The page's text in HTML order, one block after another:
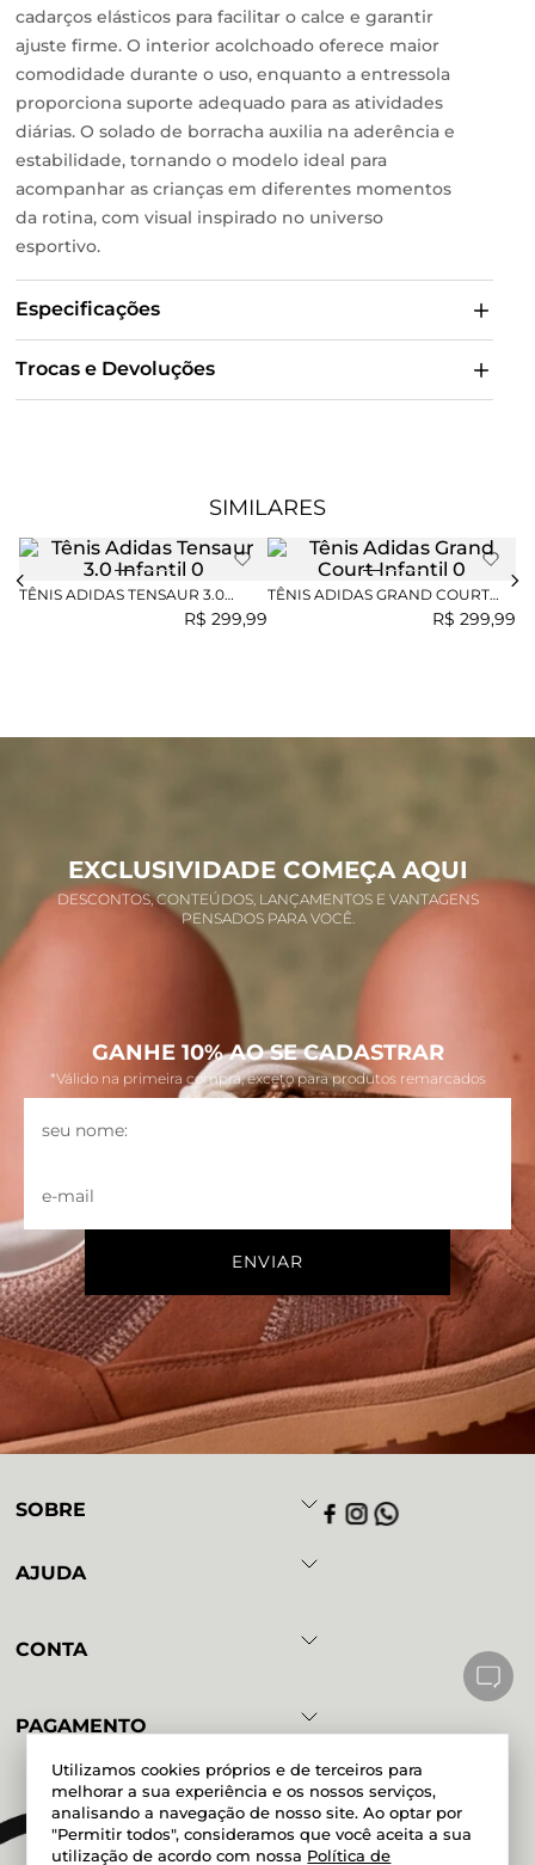
Utilizamos cookies próprios e de terceiros para
melhorar a sua experiência e os nossos serviços,
analisando a navegação de nosso site. Ao optar por
"Permitir todos", consideramos que você aceita a sua
utilização de acordo com nossa Política de
cadarços elásticos para facilitar o calce e garantir
ajuste firme. O interior acolchoado oferece maior
comodidade durante o uso, enquanto a entressola
proporciona suporte adequado para as atividades
diárias. O solado de borracha auxilia na aderência e
estabilidade, tornando o modelo ideal para
acompanhar as crianças em diferentes momentos
da rotina, com visual inspirado no universo
esportivo.
Especificações
Trocas e Devoluções
SIMILARES
TÊNIS ADIDAS TENSAUR 3.0
R$ 299,99
TÊNIS ADIDAS GRAND COURT
R$ 299,99
EXCLUSIVIDADE COMEÇA AQUI
DESCONTOS, CONTEÚDOS, LANÇAMENTOS E VANTAGENS
PENSADOS PARA VOCÊ.
GANHE 10% AO SE CADASTRAR
*Válido na primeira compra, exceto para produtos remarcados
SOBRE
AJUDA
CONTA
PAGAMENTO
Powered by Developed by